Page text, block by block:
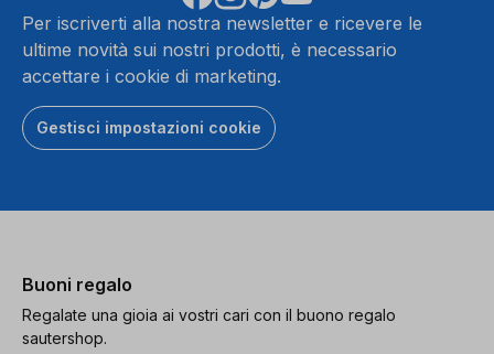
Per iscriverti alla nostra newsletter e ricevere le
ultime novità sui nostri prodotti, è necessario
accettare i cookie di marketing.
Gestisci impostazioni cookie
Buoni regalo
Regalate una gioia ai vostri cari con il buono regalo
sautershop.